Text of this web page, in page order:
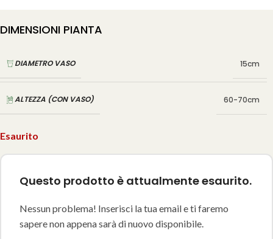
DIMENSIONI PIANTA
DIAMETRO VASO 15cm
ALTEZZA (CON VASO) 60-70cm
Esaurito
Questo prodotto è attualmente esaurito.
Nessun problema! Inserisci la tua email e ti faremo
sapere non appena sarà di nuovo disponibile.